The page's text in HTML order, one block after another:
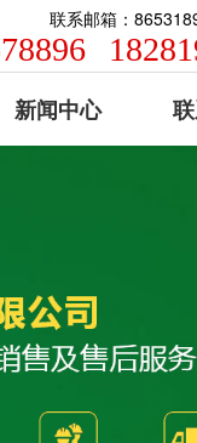
联系邮箱：
新闻中心